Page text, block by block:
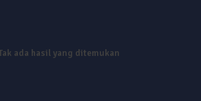
ada hasil yang ditemukan